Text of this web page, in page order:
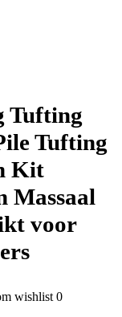
Tufting
Tufting
Kit
Massaal
voor
wishlist 0